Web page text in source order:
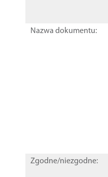
Nazwa dokumentu:
Zgodne/niezgodne: